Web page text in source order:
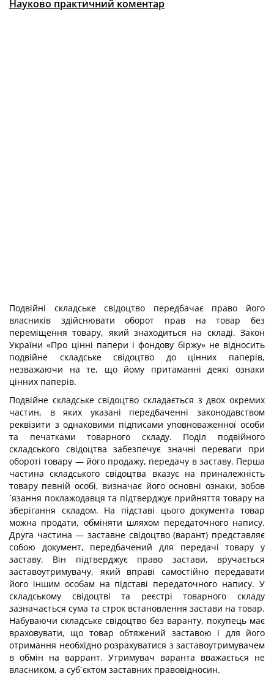
Науково практичний коментар
Подвійні складське свідоцтво передбачає право його
власників здійснювати оборот прав на товар без
переміщення товару, який знаходиться на складі. Закон
України «Про цінні папери і фондову біржу» не відносить
подвійне складське свідоцтво до цінних паперів,
незважаючи на те, що йому притаманні деякі ознаки
цінних паперів.
Подвійне складське свідоцтво складається з двох окремих
частин, в яких указані передбаченні законодавством
реквізити з однаковими підписами уповноваженної особи
та печатками товарного складу. Поділ подвійного
складського свідоцтва забезпечує значні переваги при
обороті товару — його продажу, передачу в заставу. Перша
частина складського свідоцтва вказує на приналежність
товару певній особі, визначає його основні ознаки, зобов
´язання поклажодавця та підтверджує прийняття товару на
зберігання складом. На підставі цього документа товар
можна продати, обміняти шляхом передаточного напису.
Друга частина — заставне свідоцтво (варант) представляє
собою документ, передбачений для передачі товару у
заставу. Він підтверджує право застави, вручається
заставоутримувачу, який вправі самостійно передавати
його іншим особам на підставі передаточного напису. У
складському свідоцтві та реєстрі товарного складу
зазначається сума та строк встановлення застави на товар.
Набуваючи складське свідоцтво без варанту, покупець має
враховувати, що товар обтяжений заставою і для його
отримання необхідно розрахуватися з заставоутримувачем
в обмін на варрант. Утримувач варанта вважається не
власником, а суб´єктом заставних правовідносин.